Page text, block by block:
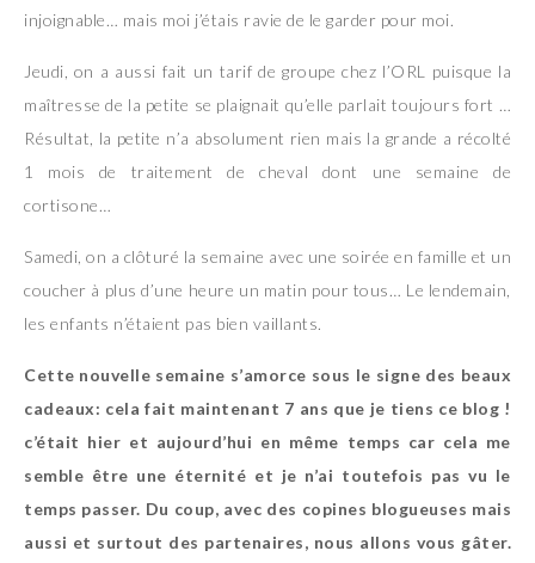
injoignable… mais moi j’étais ravie de le garder pour moi.
Jeudi, on a aussi fait un tarif de groupe chez l’ORL puisque la
maîtresse de la petite se plaignait qu’elle parlait toujours fort …
Résultat, la petite n’a absolument rien mais la grande a récolté
1 mois de traitement de cheval dont une semaine de
cortisone…
Samedi, on a clôturé la semaine avec une soirée en famille et un
coucher à plus d’une heure un matin pour tous… Le lendemain,
les enfants n’étaient pas bien vaillants.
Cette nouvelle semaine s’amorce sous le signe des beaux
cadeaux: cela fait maintenant 7 ans que je tiens ce blog !
c’était hier et aujourd’hui en même temps car cela me
semble être une éternité et je n’ai toutefois pas vu le
temps passer. Du coup, avec des copines blogueuses mais
aussi et surtout des partenaires, nous allons vous gâter.